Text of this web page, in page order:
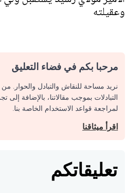
وعقيلته
مرحبا بكم في فضاء التعليق
نريد مساحة للنقاش والتبادل والحوار.
التبادلات بموجب مقالاتنا، بالإضافة
لمراجعة قواعد الاستخدام الخاصة بنا.
اقرأ ميثاقنا
تعليقاتكم